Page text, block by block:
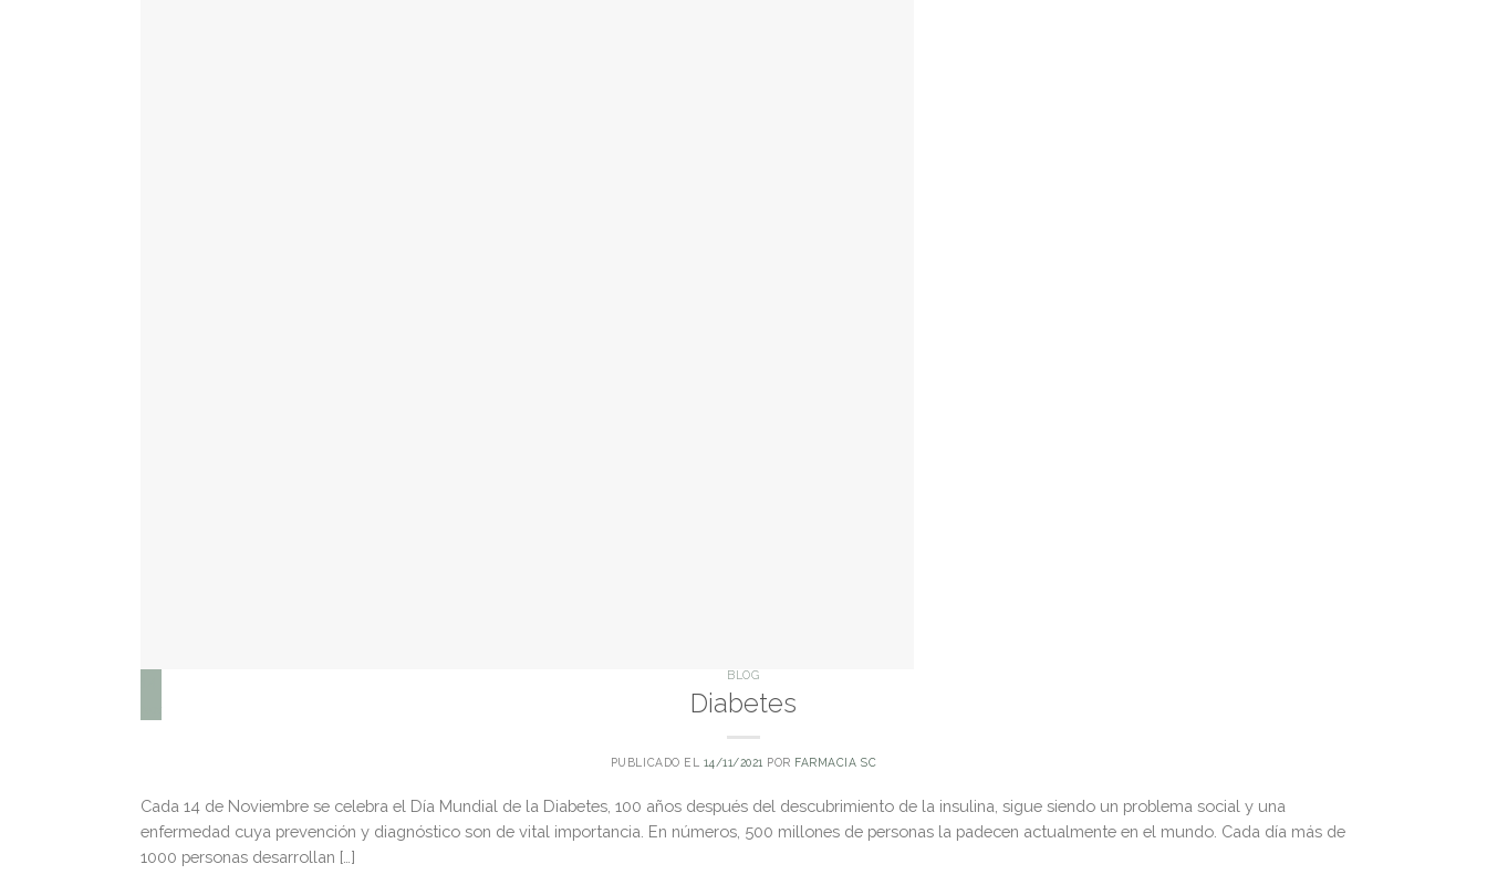
BLOG
Diabetes
PUBLICADO EL 14/11/2021 POR FARMACIA SC
Cada 14 de Noviembre se celebra el Día Mundial de la Diabetes, 100 años después del descubrimiento de la insulina, sigue siendo un problema social y una
enfermedad cuya prevención y diagnóstico son de vital importancia. En números, 500 millones de personas la padecen actualmente en el mundo. Cada día más de
1000 personas desarrollan […]